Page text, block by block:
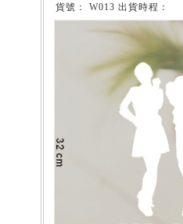
貨號： W013 出貨時程：